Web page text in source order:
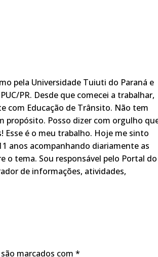
pela Universidade Tuiuti do Paraná e
PR. Desde que comecei a trabalhar,
com Educação de Trânsito. Não tem
propósito. Posso dizer com orgulho
é o meu trabalho. Hoje me sinto
anos acompanhando diariamente as
o tema. Sou responsável pelo Portal do
de informações, atividades,
marcados com *